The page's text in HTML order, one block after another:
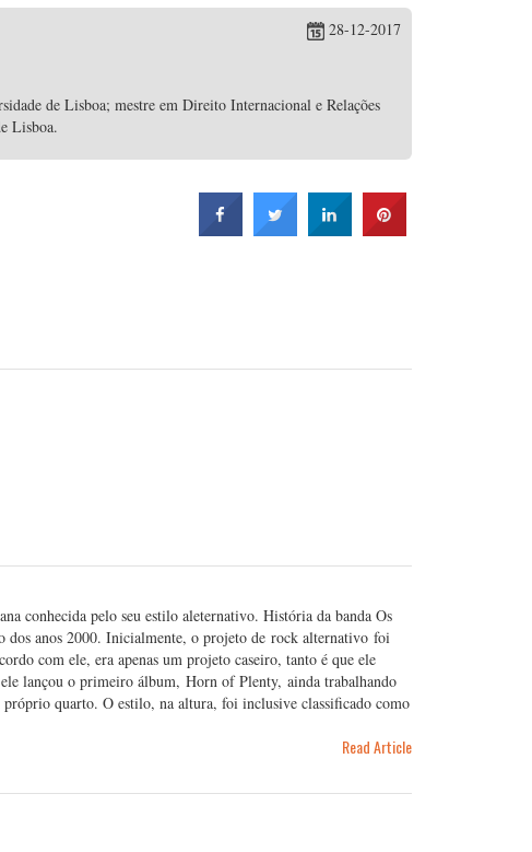
28-12-2017
de Lisboa; mestre em Direito Internacional e Relações
Lisboa.
conhecida pelo seu estilo aleternativo. História da banda Os
anos 2000. Inicialmente, o projeto de rock alternativo foi
com ele, era apenas um projeto caseiro, tanto é que ele
lançou o primeiro álbum, Horn of Plenty, ainda trabalhando
quarto. O estilo, na altura, foi inclusive classificado como
Read Article